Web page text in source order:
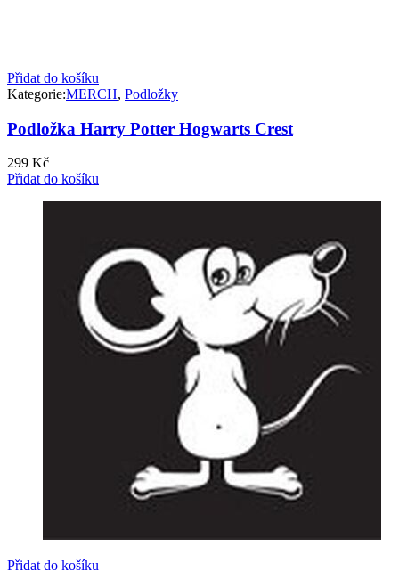
Přidat do košíku
Kategorie:MERCH, Podložky
Podložka Harry Potter Hogwarts Crest
299 Kč
Přidat do košíku
Přidat do košíku